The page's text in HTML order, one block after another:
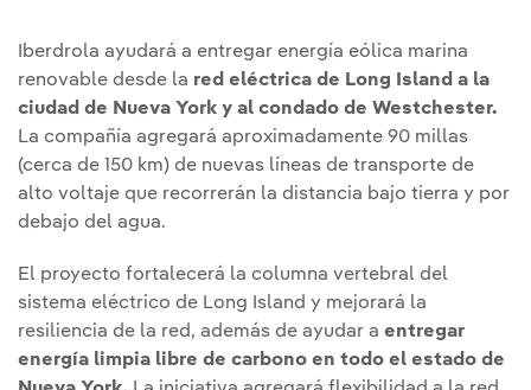
Iberdrola ayudará a entregar energía eólica marina
renovable desde la red eléctrica de Long Island a la
ciudad de Nueva York y al condado de Westchester.
La compañía agregará aproximadamente 90 millas
(cerca de 150 km) de nuevas líneas de transporte de
alto voltaje que recorrerán la distancia bajo tierra y por
debajo del agua.
El proyecto fortalecerá la columna vertebral del
sistema eléctrico de Long Island y mejorará la
resiliencia de la red, además de ayudar a entregar
energía limpia libre de carbono en todo el estado de